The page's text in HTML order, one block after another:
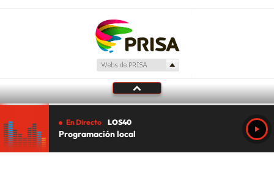
En Directo LOS40
Programación local